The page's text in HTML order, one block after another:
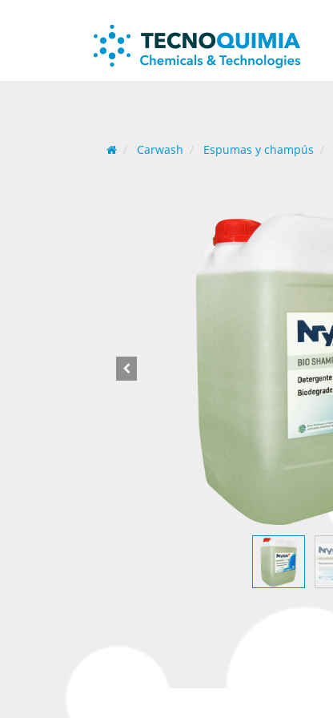
Carwash Espumas y champús